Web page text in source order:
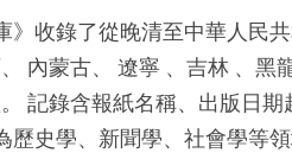
》收錄了從晚清至中華人民
內蒙古、 遼寧 、吉林 、
記錄含報紙名稱、出版日
歷史學、新聞學、社會學等